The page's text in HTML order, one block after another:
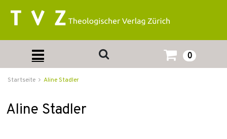
0
Startseite Aline Stadler
Aline Stadler